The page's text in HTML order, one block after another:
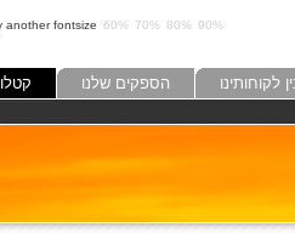
try another fontsize: 60% 70% 80% 90%
קטלוג הספקים שלנו